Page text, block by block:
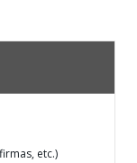
etc.)